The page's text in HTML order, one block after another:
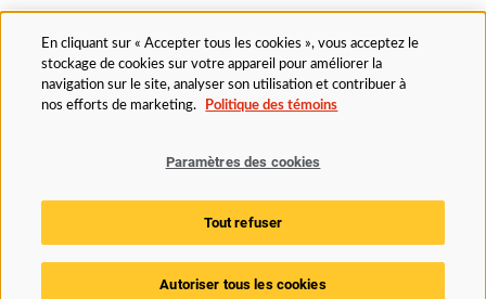
À propos de nous
Légal Avis de confidentialité
Politique d’accessibilité
Politique des témoins
Paramètres des cookies
© 2025 Husky Technologies. Tous droits réservés.
En cliquant sur « Accepter tous les cookies », vous acceptez le
stockage de cookies sur votre appareil pour améliorer la
navigation sur le site, analyser son utilisation et contribuer à
nos efforts de marketing.
Politique des témoins
Paramètres des cookies
Tout refuser
Autoriser tous les cookies